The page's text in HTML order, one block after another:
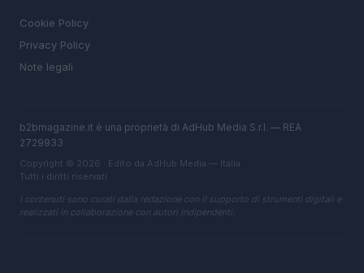
Cookie Policy
Privacy Policy
Note legali
b2bmagazine.it è una proprietà di AdHub Media S.r.l. — REA
2729933
Copyright © 2026 · Edito da AdHub Media — Italia
Tutti i diritti riservati
I contenuti sono curati dalla redazione con il supporto di strumenti digitali e
realizzati in collaborazione con autori indipendenti.